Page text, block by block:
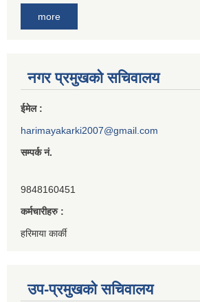
more
नगर प्रमुखको सचिवालय
ईमेल :
harimayakarki2007@gmail.com
सम्पर्क नं.
9848160451
कर्मचारीहरु :
हरिमाया कार्की
उप-प्रमुखको सचिवालय